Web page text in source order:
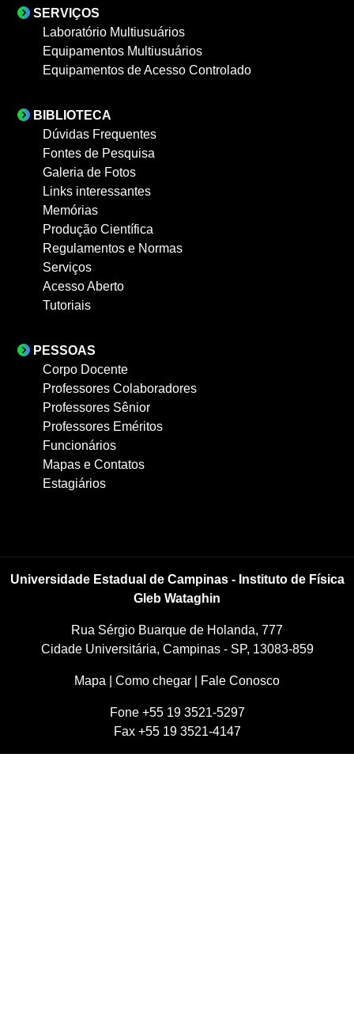
SERVIÇOS
Laboratório Multiusuários
Equipamentos Multiusuários
Equipamentos de Acesso Controlado
BIBLIOTECA
Dúvidas Frequentes
Fontes de Pesquisa
Galeria de Fotos
Links interessantes
Memórias
Produção Científica
Regulamentos e Normas
Serviços
Acesso Aberto
Tutoriais
PESSOAS
Corpo Docente
Professores Colaboradores
Professores Sênior
Professores Eméritos
Funcionários
Mapas e Contatos
Estagiários
Universidade Estadual de Campinas - Instituto de Física
Gleb Wataghin
Rua Sérgio Buarque de Holanda, 777
Cidade Universitária, Campinas - SP, 13083-859
Mapa Como chegar Fale Conosco
Fone +55 19 3521-5297
Fax +55 19 3521-4147